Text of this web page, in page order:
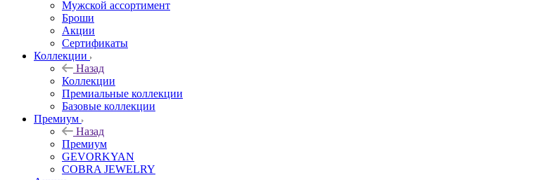
Мужской ассортимент
Броши
Акции
Сертификаты
Коллекции
Назад
Коллекции
Премиальные коллекции
Базовые коллекции
Премиум
Назад
Премиум
GEVORKYAN
COBRA JEWELRY